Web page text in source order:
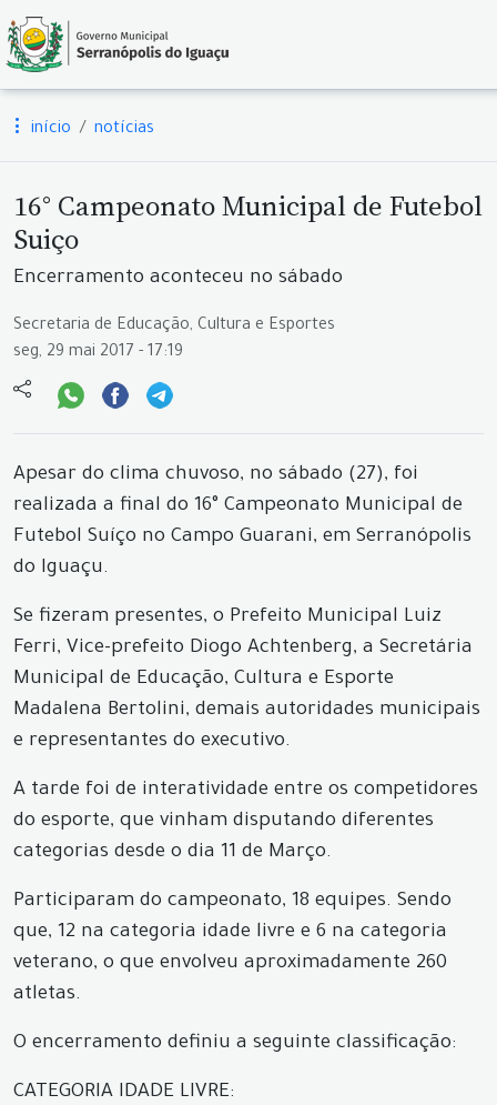
início notícias
16° Campeonato Municipal de Futebol
Suiço
Encerramento aconteceu no sábado
Secretaria de Educação, Cultura e Esportes
seg, 29 mai 2017 - 17:19
Apesar do clima chuvoso, no sábado (27), foi
realizada a final do 16° Campeonato Municipal de
Futebol Suíço no Campo Guarani, em Serranópolis
do Iguaçu.
Se fizeram presentes, o Prefeito Municipal Luiz
Ferri, Vice-prefeito Diogo Achtenberg, a Secretária
Municipal de Educação, Cultura e Esporte
Madalena Bertolini, demais autoridades municipais
e representantes do executivo.
A tarde foi de interatividade entre os competidores
do esporte, que vinham disputando diferentes
categorias desde o dia 11 de Março.
Participaram do campeonato, 18 equipes. Sendo
que, 12 na categoria idade livre e 6 na categoria
veterano, o que envolveu aproximadamente 260
atletas.
O encerramento definiu a seguinte classificação:
CATEGORIA IDADE LIVRE: